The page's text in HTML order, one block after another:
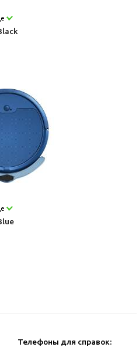
Телефоны для справок: